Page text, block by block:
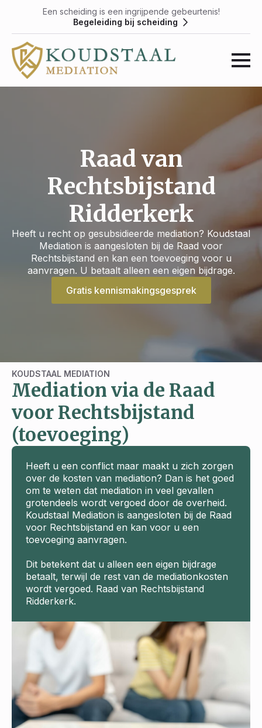
Een scheiding is een ingrijpende gebeurtenis!
Begeleiding bij scheiding
Raad van
Rechtsbijstand
Ridderkerk
Heeft u recht op gesubsidieerde mediation? Koudstaal
Mediation is aangesloten bij de Raad voor
Rechtsbijstand en kan een toevoeging voor u
aanvragen. U betaalt alleen een eigen bijdrage.
Gratis kennismakingsgesprek
KOUDSTAAL MEDIATION
Mediation via de Raad
voor Rechtsbijstand
(toevoeging)
Heeft u een conflict maar maakt u zich zorgen
over de kosten van mediation? Dan is het goed
om te weten dat mediation in veel gevallen
grotendeels wordt vergoed door de overheid.
Koudstaal Mediation is aangesloten bij de Raad
voor Rechtsbijstand en kan voor u een
toevoeging aanvragen.
Dit betekent dat u alleen een eigen bijdrage
betaalt, terwijl de rest van de mediationkosten
wordt vergoed. Raad van Rechtsbijstand
Ridderkerk.